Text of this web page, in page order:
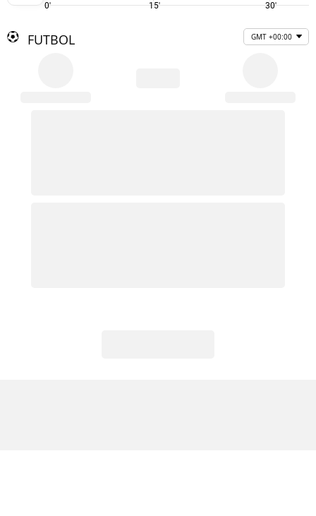
0' 15' 30'
FUTBOL GMT +00:00